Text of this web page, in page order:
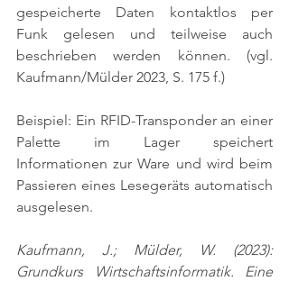
gespeicherte Daten kontaktlos per
Funk gelesen und teilweise auch
beschrieben werden können. (vgl.
Kaufmann/Mülder 2023, S. 175 f.)
Beispiel: Ein RFID-Transponder an einer
Palette im Lager speichert
Informationen zur Ware und wird beim
Passieren eines Lesegeräts automatisch
ausgelesen.
Kaufmann, J.; Mülder, W. (2023):
Grundkurs Wirtschaftsinformatik. Eine